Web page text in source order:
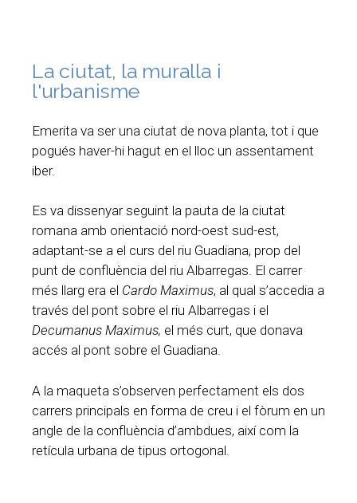
La ciutat, la muralla i
l'urbanisme
Emerita va ser una ciutat de nova planta, tot i que
pogués haver-hi hagut en el lloc un assentament
iber.
Es va dissenyar seguint la pauta de la ciutat
romana amb orientació nord-oest sud-est,
adaptant-se a el curs del riu Guadiana, prop del
punt de confluència del riu Albarregas. El carrer
més llarg era el Cardo Maximus, al qual s’accedia a
través del pont sobre el riu Albarregas i el
Decumanus Maximus, el més curt, que donava
accés al pont sobre el Guadiana.
A la maqueta s’observen perfectament els dos
carrers principals en forma de creu i el fòrum en un
angle de la confluència d’ambdues, així com la
retícula urbana de tipus ortogonal.